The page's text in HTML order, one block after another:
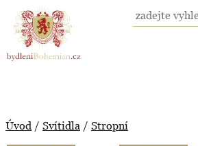
BydleniBohemian.cz
Úvod / Svítidla / Stropní